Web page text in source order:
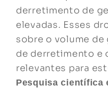
derretimento de
elevadas. Esses
sobre o volume de
de derretimento e
relevantes para
Pesquisa científica